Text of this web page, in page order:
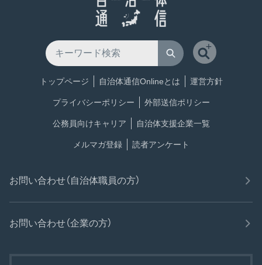
トップページ 自治体通信Onlineとは 運営方針
プライバシーポリシー 外部送信ポリシー
公務員向けキャリア 自治体支援企業一覧
メルマガ登録 読者アンケート
お問い合わせ（自治体職員の方）
お問い合わせ（企業の方）